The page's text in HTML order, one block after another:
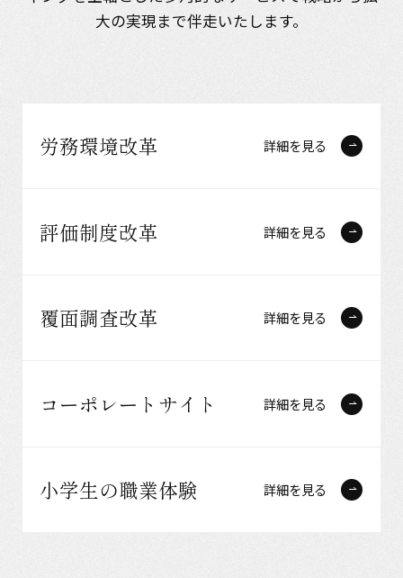
大の実現まで伴走いたします。
労務環境改革 詳細を見る
評価制度改革 詳細を見る
覆面調査改革 詳細を見る
コーポレートサイト 詳細を見る
小学生の職業体験 詳細を見る